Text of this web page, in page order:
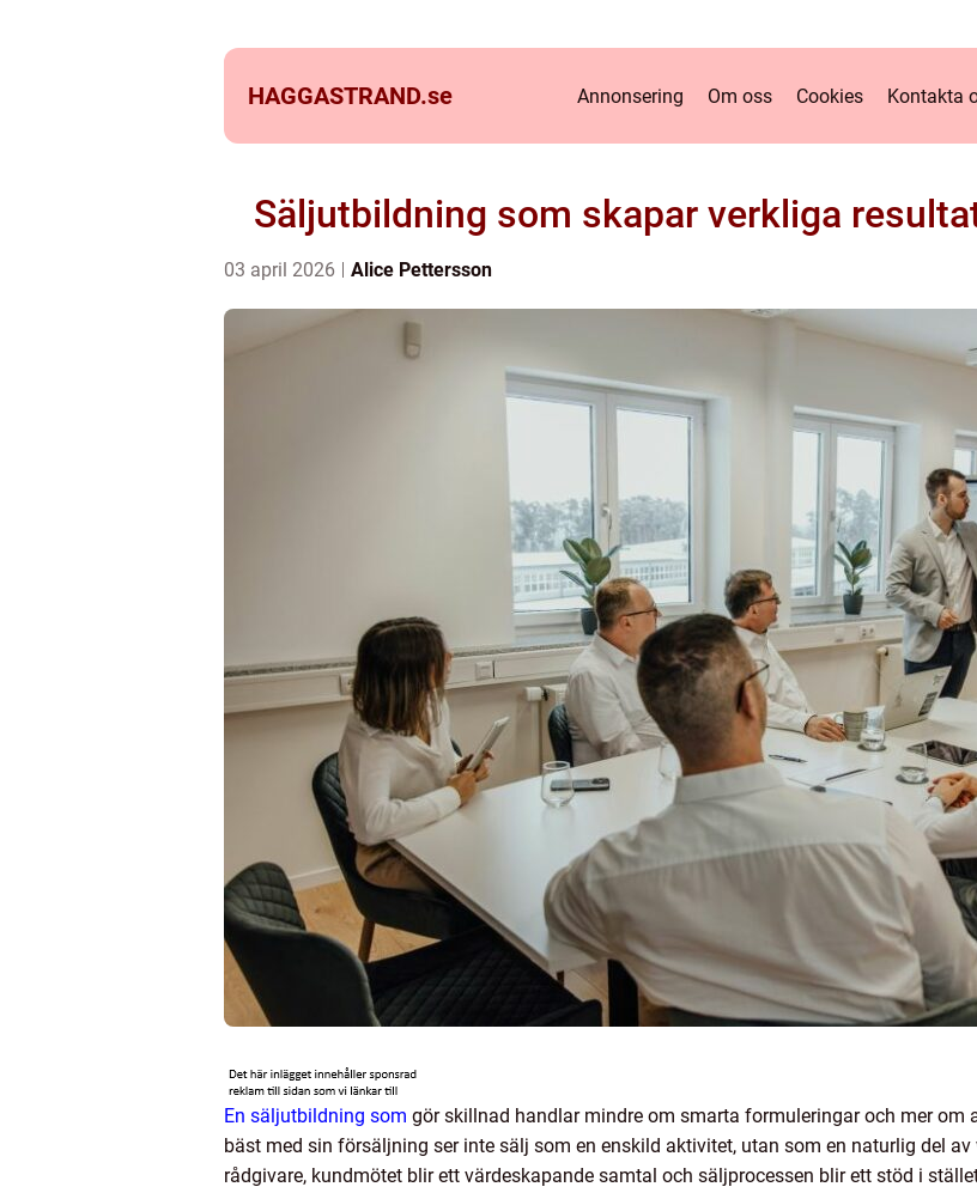
HAGGASTRAND.se Annonsering Om oss Cookies Kontakta
Säljutbildning som skapar verkliga
03 april 2026 Alice Pettersson
En säljutbildning som gör skillnad handlar mindre om smarta formuleringar och mer om
bäst med sin försäljning ser inte sälj som en enskild aktivitet, utan som en naturlig del
rådgivare, kundmötet blir ett värdeskapande samtal och säljprocessen blir ett stöd i